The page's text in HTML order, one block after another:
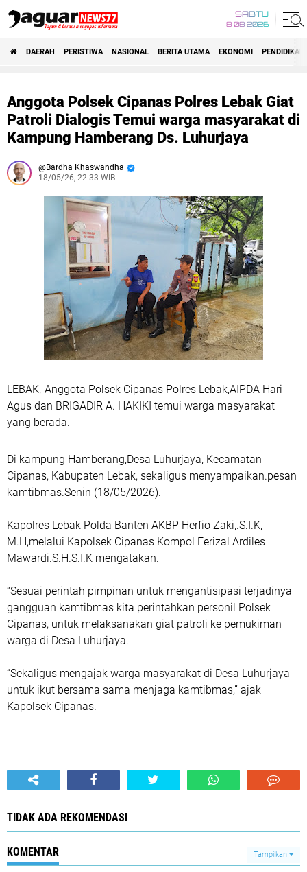
SABTU
8 08 2026
DAERAH PERISTIWA NASIONAL BERITA UTAMA EKONOMI PENDIDIKAN
Anggota Polsek Cipanas Polres Lebak Giat
Patroli Dialogis Temui warga masyarakat di
Kampung Hamberang Ds. Luhurjaya
Bardha Khaswandha
18/05/26, 22:33 WIB
LEBAK,-Anggota Polsek Cipanas Polres Lebak,AIPDA Hari
Agus dan BRIGADIR A. HAKIKI temui warga masyarakat
yang berada.
Di kampung Hamberang,Desa Luhurjaya, Kecamatan
Cipanas, Kabupaten Lebak, sekaligus menyampaikan.pesan
kamtibmas.Senin (18/05/2026).
Kapolres Lebak Polda Banten AKBP Herfio Zaki,.S.I.K,
M.H,melalui Kapolsek Cipanas Kompol Ferizal Ardiles
Mawardi.S.H.S.I.K mengatakan.
“Sesuai perintah pimpinan untuk mengantisipasi terjadinya
gangguan kamtibmas kita perintahkan personil Polsek
Cipanas, untuk melaksanakan giat patroli ke pemukiman
warga di Desa Luhurjaya.
“Sekaligus mengajak warga masyarakat di Desa Luhurjaya
untuk ikut bersama sama menjaga kamtibmas,” ajak
Kapolsek Cipanas.
TIDAK ADA REKOMENDASI
KOMENTAR Tampilkan